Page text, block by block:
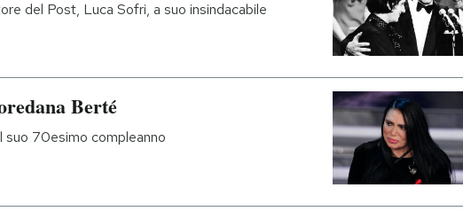
del Post, Luca Sofri, a suo insindacabile
Berté
suo 70esimo compleanno